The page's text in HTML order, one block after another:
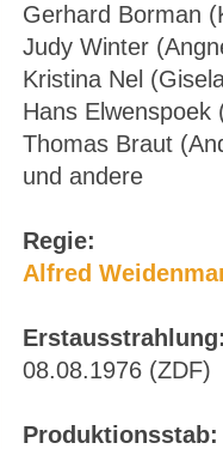
Gerhard Borman
Judy Winter
Kristina Nel
Hans Elwenspoek
Thomas Braut
und andere
Regie:
Alfred
08.08.1976 (ZDF)
Produktionsstab: